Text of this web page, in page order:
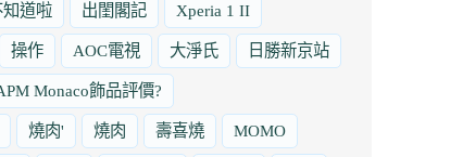
道啦 出閨閣記 Xperia 1 II
操作 AOC電視 大淨氏 日勝新京站
Monaco飾品評價?
燒肉' 燒肉 壽喜燒 MOMO